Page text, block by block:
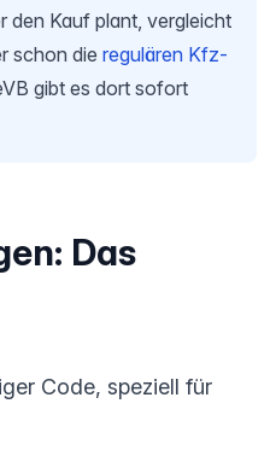
den Kauf plant, vergleicht
schon die regulären Kfz-
gibt es dort sofort
Das
Code, speziell für